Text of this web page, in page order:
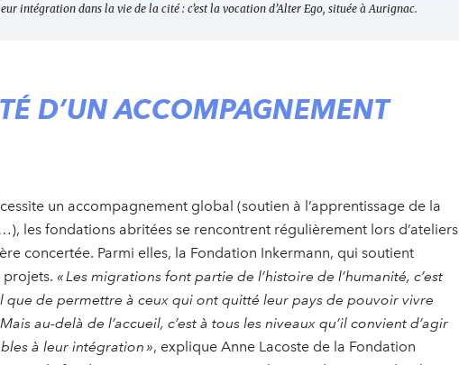
intégration dans la vie de la cité : c’est la vocation d’Alter Ego, située à Aurignac.
D’UN ACCOMPAGNEMENT
un accompagnement global (soutien à l’apprentissage de la
les fondations abritées se rencontrent régulièrement lors d’ateliers
concertée. Parmi elles, la Fondation ­Inkermann, qui soutient
projets. « Les migrations font partie de l’histoire de l’humanité, c’est
de permettre à ceux qui ont quitté leur pays de pouvoir vivre
au-delà de l’accueil, c’est à tous les niveaux qu’il convient d’agir
à leur intégration », explique Anne ­Lacoste de la ­Fondation